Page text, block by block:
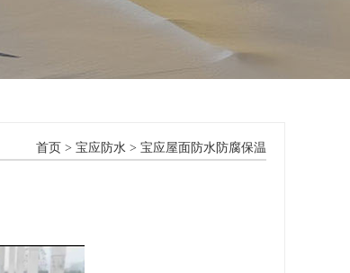
首页 > 宝应防水 > 宝应屋面防水防腐保温